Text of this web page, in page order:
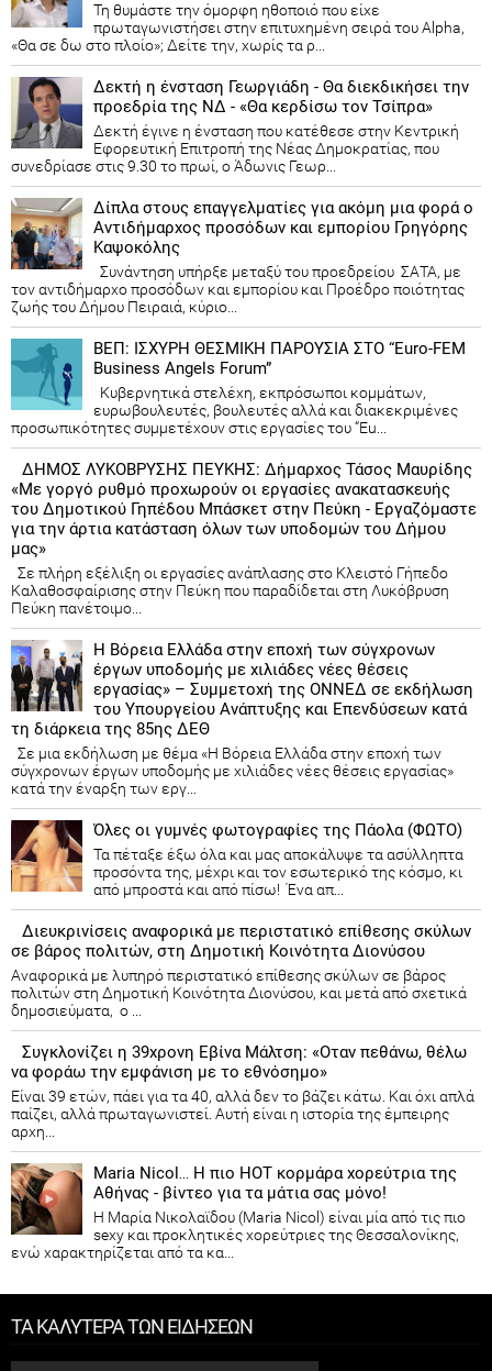
Τη θυμάστε την όμορφη ηθοποιό που είχε
πρωταγωνιστήσει στην επιτυχημένη σειρά του Alpha,
«Θα σε δω στο πλοίο»; Δείτε την, χωρίς τα ρ...
Δεκτή η ένσταση Γεωργιάδη - Θα διεκδικήσει την
προεδρία της ΝΔ - «Θα κερδίσω τον Τσίπρα»
Δεκτή έγινε η ένσταση που κατέθεσε στην Κεντρική
Εφορευτική Επιτροπή της Νέας Δημοκρατίας, που
συνεδρίασε στις 9.30 το πρωί, ο Άδωνις Γεωρ...
Δίπλα στους επαγγελματίες για ακόμη μια φορά ο
Αντιδήμαρχος προσόδων και εμπορίου Γρηγόρης
Καψοκόλης
Συνάντηση υπήρξε μεταξύ του προεδρείου ΣΑΤΑ, με
τον αντιδήμαρχο προσόδων και εμπορίου και Προέδρο ποιότητας
ζωής του Δήμου Πειραιά, κύριο...
ΒΕΠ: ΙΣΧΥΡΗ ΘΕΣΜΙΚΗ ΠΑΡΟΥΣΙΑ ΣΤΟ “Euro-FEM
Business Angels Forum”
Κυβερνητικά στελέχη, εκπρόσωποι κομμάτων,
ευρωβουλευτές, βουλευτές αλλά και διακεκριμένες
προσωπικότητες συμμετέχουν στις εργασίες του “Eu...
ΔΗΜΟΣ ΛΥΚΟΒΡΥΣΗΣ ΠΕΥΚΗΣ: Δήμαρχος Τάσος Μαυρίδης
«Με γοργό ρυθμό προχωρούν οι εργασίες ανακατασκευής
του Δημοτικού Γηπέδου Μπάσκετ στην Πεύκη - Εργαζόμαστε
για την άρτια κατάσταση όλων των υποδομών του Δήμου
μας»
Σε πλήρη εξέλιξη οι εργασίες ανάπλασης στο Κλειστό Γήπεδο
Καλαθοσφαίρισης στην Πεύκη που παραδίδεται στη Λυκόβρυση
Πεύκη πανέτοιμο...
Η Βόρεια Ελλάδα στην εποχή των σύγχρονων
έργων υποδομής με χιλιάδες νέες θέσεις
εργασίας» – Συμμετοχή της ΟΝΝΕΔ σε εκδήλωση
του Υπουργείου Ανάπτυξης και Επενδύσεων κατά
τη διάρκεια της 85ης ΔΕΘ
Σε μια εκδήλωση με θέμα «Η Βόρεια Ελλάδα στην εποχή των
σύγχρονων έργων υποδομής με χιλιάδες νέες θέσεις εργασίας»
κατά την έναρξη των εργ...
Όλες οι γυμνές φωτογραφίες της Πάολα (ΦΩΤΟ)
Τα πέταξε έξω όλα και μας αποκάλυψε τα ασύλληπτα
προσόντα της, μέχρι και τον εσωτερικό της κόσμο, κι
από μπροστά και από πίσω! Ένα απ...
Διευκρινίσεις αναφορικά με περιστατικό επίθεσης σκύλων
σε βάρος πολιτών, στη Δημοτική Κοινότητα Διονύσου
Αναφορικά με λυπηρό περιστατικό επίθεσης σκύλων σε βάρος
πολιτών στη Δημοτική Κοινότητα Διονύσου, και μετά από σχετικά
δημοσιεύματα, ο ...
Συγκλονίζει η 39χρονη Εβίνα Μάλτση: «Οταν πεθάνω, θέλω
να φοράω την εμφάνιση με το εθνόσημο»
Είναι 39 ετών, πάει για τα 40, αλλά δεν το βάζει κάτω. Και όχι απλά
παίζει, αλλά πρωταγωνιστεί. Αυτή είναι η ιστορία της έμπειρης
αρχη...
Maria Nicol… Η πιο HOT κορμάρα χορεύτρια της
Αθήνας - βίντεο για τα μάτια σας μόνο!
Η Μαρία Νικολαϊδου (Maria Nicol) είναι μία από τις πιο
sexy και προκλητικές χορεύτριες της Θεσσαλονίκης,
ενώ χαρακτηρίζεται από τα κα...
ΤΑ ΚΑΛΥΤΕΡΑ ΤΩΝ ΕΙΔΗΣΕΩΝ